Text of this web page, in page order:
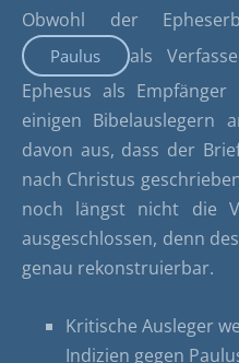
Obwohl der
Paulus
als
Ephesus als
einigen Bibelauslegern
davon aus, dass der
nach Christus
noch längst nicht die
ausgeschlossen, denn
genau rekonstruierbar.
Kritische Ausleger
Indizien gegen